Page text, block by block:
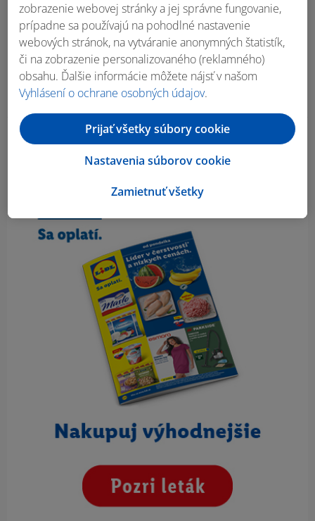
Obsah bočného panela
zobrazenie webovej stránky a jej správne fungovanie,
prípadne sa používajú na pohodlné nastavenie
webových stránok, na vytváranie anonymných štatistík,
či na zobrazenie personalizovaného (reklamného)
obsahu. Ďalšie informácie môžete nájsť v našom
Vyhlásení o ochrane osobných údajov.
Zamietnuť všetky
Nastavenia súborov cookie
Prijať všetky súbory cookie